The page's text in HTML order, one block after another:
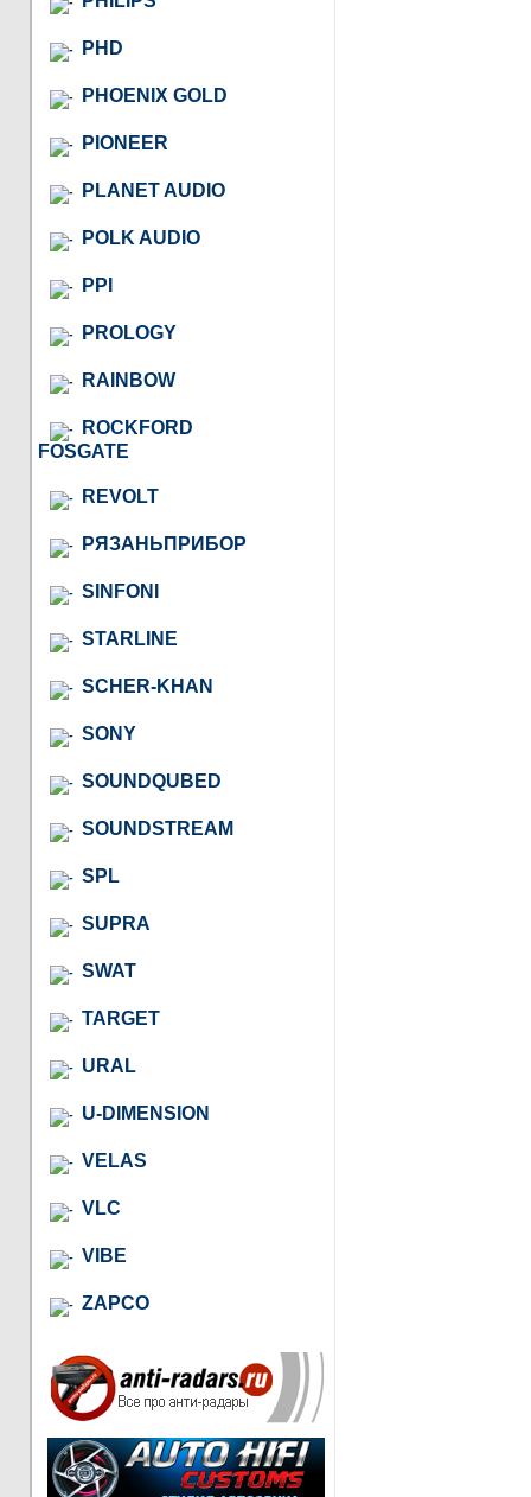
PHD
PHOENIX GOLD
PIONEER
PLANET AUDIO
POLK AUDIO
PPI
PROLOGY
RAINBOW
ROCKFORD
FOSGATE
REVOLT
РЯЗАНЬПРИБОР
SINFONI
STARLINE
SCHER-KHAN
SONY
SOUNDQUBED
SOUNDSTREAM
SPL
SUPRA
SWAT
TARGET
URAL
U-DIMENSION
VELAS
VLC
VIBE
ZAPCO